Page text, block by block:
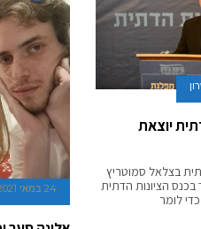
יוצאת
בצלאל סמוטריץ
הציונות הדתית
24 במאי 2021